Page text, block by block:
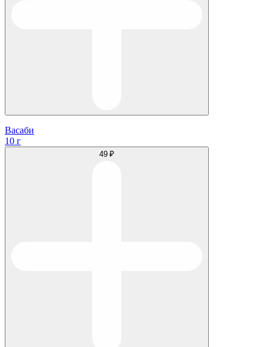
Васаби
10 г
49 ₽